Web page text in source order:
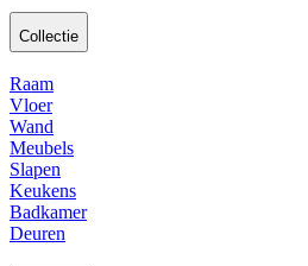
Collectie
Raam
Vloer
Wand
Meubels
Slapen
Keukens
Badkamer
Deuren